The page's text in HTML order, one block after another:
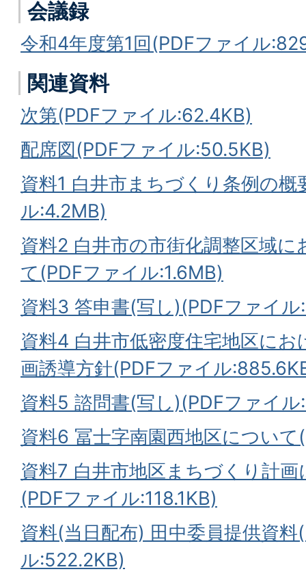
会議録
令和4年度第1回(PDFファイル
関連資料
次第(PDFファイル:62.4KB)
配席図(PDFファイル:50.5KB)
資料1 白井市まちづくり条例の概
ル:4.2MB)
資料2 白井市の市街化調整区域
て(PDFファイル:1.6MB)
資料3 答申書(写し)(PDFファイ
資料4 白井市低密度住宅地区に
画誘導方針(PDFファイル
資料5 諮問書(写し)(PDFファイ
資料6 冨士字南園西地区につい
資料7 白井市地区まちづくり計
(PDFファイル:118.1KB)
資料(当日配布) 田中委員提供資料
ル:522.2KB)